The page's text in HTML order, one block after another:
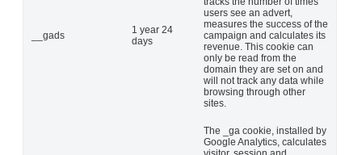
__gads
1 year 24
days
users see an advert,
measures the success of the
campaign and calculates its
revenue. This cookie can
only be read from the
domain they are set on and
will not track any data while
browsing through other
sites.
The _ga cookie, installed by
Google Analytics, calculates